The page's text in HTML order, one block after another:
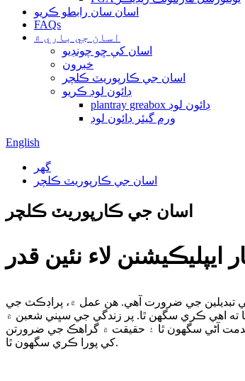
اسان سان رابطو ڪريو
FAQs
اسان جي باري ۾
اسان کي ڇو چونڊيو
خبرون
اسان جي ڪارپوريٽ ڪلچر
ڊائون لوڊ ڪريو
plantray greabox ڊائون لوڊ
ورم گيئر ڊائون لوڊ
English
گهر
اسان جي ڪارپوريٽ ڪلچر
اسان جي ڪارپوريٽ ڪلچر
لاء نئين قدر
تبديلين جي ضرورت آهي. هن عمل ۾، پراڊڪٽ جي
ته اهي ڪري سگهن ٿا. پر زندگي جي سڀني شعبن ۾
آڻي سگهون ٿا ۽ حقيقت ۾ گراهڪ جي ضرورتن
کي پورا ڪري سگهون ٿا.